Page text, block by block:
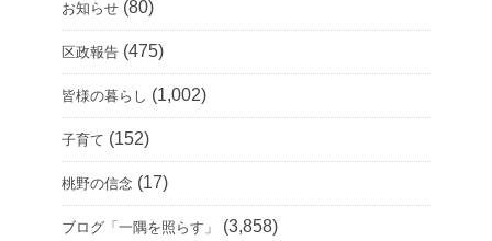
お知らせ (80)
区政報告 (475)
皆様の暮らし (1,002)
子育て (152)
桃野の信念 (17)
ブログ「一隅を照らす」 (3,858)